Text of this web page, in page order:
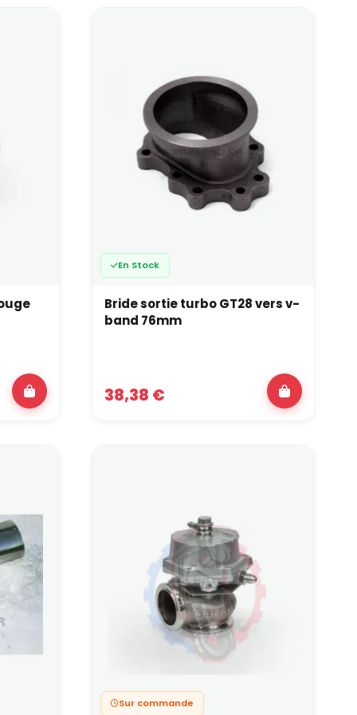
composant doit être dimensionné en
visée, dump valve et wastegate
et validés directement dans notre atelier de
la moindre fuite,
EGT et AFR,
ensemble, quels turbos hybrides tiennent la
En Stock
Bride sortie turbo GT28 vers v-
band 76mm
38,38 €
Sur commande